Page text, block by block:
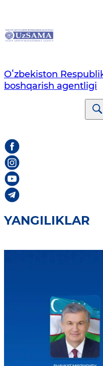
Oʻzbekiston
boshqarish agentligi
YANGILIKLAR